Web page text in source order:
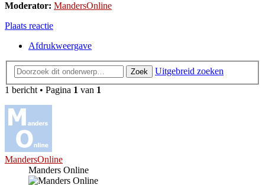
Moderator: MandersOnline
Plaats reactie
Afdrukweergave
Zoek
Uitgebreid zoeken
1 bericht • Pagina 1 van 1
MandersOnline
Manders Online